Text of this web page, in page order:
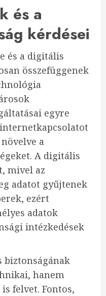
és a
kérdései
és a digitális
összefüggenek
egyre
a
A digitális
mivel az
adatot gyűjtenek
ezért
adatok
intézkedések
biztonságának
hanem
felvet. Fontos,